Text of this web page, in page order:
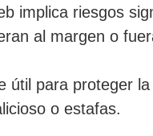
implica riesgos
al margen o
útil para proteger
o estafas.